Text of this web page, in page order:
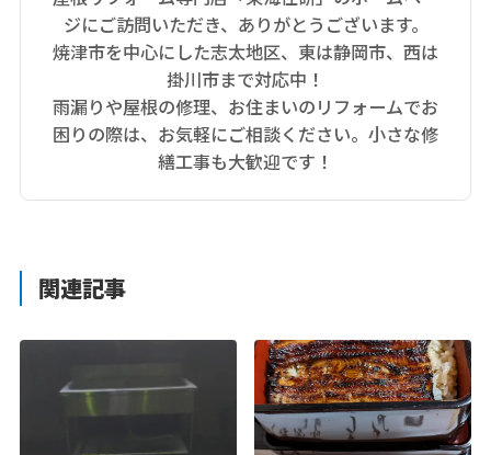
ジにご訪問いただき、ありがとうございます。
焼津市を中心にした志太地区、東は静岡市、西は
掛川市まで対応中！
雨漏りや屋根の修理、お住まいのリフォームでお
困りの際は、お気軽にご相談ください。小さな修
繕工事も大歓迎です！
関連記事